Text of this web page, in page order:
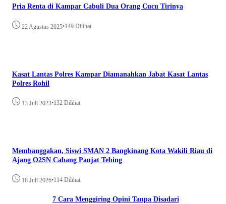
Pria Renta di Kampar Cabuli Dua Orang Cucu Tirinya
22 Agustus 2025•149 Dilihat
Kasat Lantas Polres Kampar Diamanahkan Jabat Kasat Lantas
Polres Rohil
13 Juli 2023•132 Dilihat
Membanggakan, Siswi SMAN 2 Bangkinang Kota Wakili Riau di
Ajang O2SN Cabang Panjat Tebing
18 Juli 2026•114 Dilihat
7 Cara Menggiring Opini Tanpa Disadari